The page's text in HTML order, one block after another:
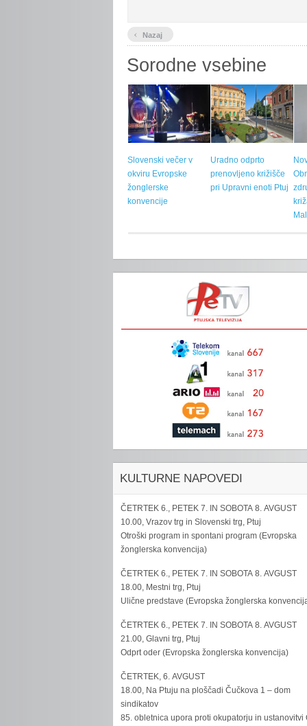
‹ Nazaj
Sorodne vsebine
Slovenski večer v
okviru Evropske
žonglerske
konvencije
Uradno odprto
prenovljeno križišče
pri Upravni enoti Ptuj
KULTURNE NAPOVEDI
ČETRTEK 6., PETEK 7. IN SOBOTA 8. AVGUST
10.00, Vrazov trg in Slovenski trg, Ptuj
Otroški program in spontani program (Evropska
žonglerska konvencija)
ČETRTEK 6., PETEK 7. IN SOBOTA 8. AVGUST
18.00, Mestni trg, Ptuj
Ulične predstave (Evropska žonglerska
ČETRTEK 6., PETEK 7. IN SOBOTA 8. AVGUST
21.00, Glavni trg, Ptuj
Odprt oder (Evropska žonglerska konvencija)
ČETRTEK, 6. AVGUST
18.00, Na Ptuju na ploščadi Čučkova 1 – dom
sindikatov
85. obletnica upora proti okupatorju in ustanovitvi